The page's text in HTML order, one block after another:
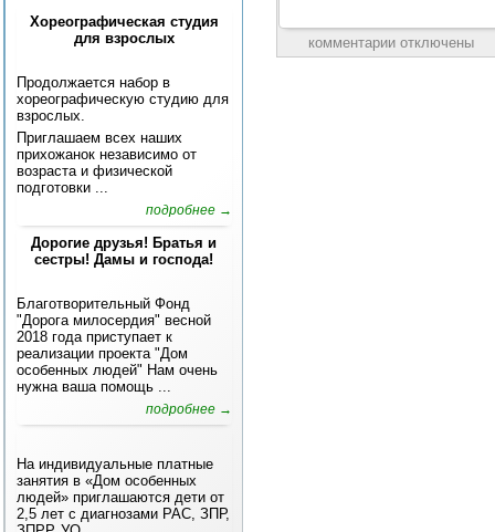
Хореографическая студия
для взрослых
Продолжается набор в
хореографическую студию для
взрослых.
Приглашаем всех наших
прихожанок независимо от
возраста и физической
подготовки ...
подробнее →
Дорогие друзья! Братья и
сестры! Дамы и господа!
Благотворительный Фонд
"Дорога милосердия" весной
2018 года приступает к
реализации проекта "Дом
особенных людей" Нам очень
нужна ваша помощь ...
подробнее →
На индивидуальные платные
занятия в «Дом особенных
людей» приглашаются дети от
2,5 лет с диагнозами РАС, ЗПР,
комментарии отключены